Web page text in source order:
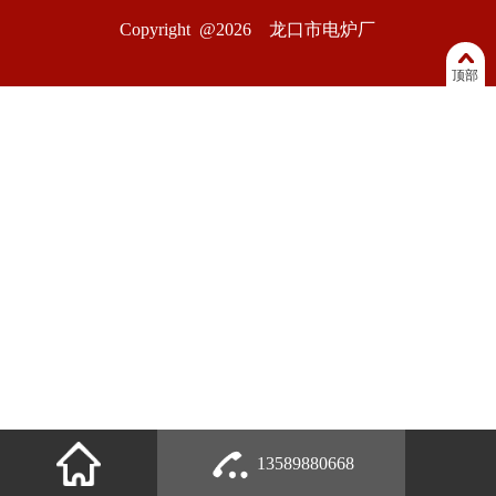
Copyright @2026 龙口市电炉厂
顶部
13589880668